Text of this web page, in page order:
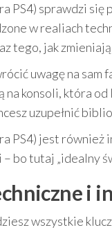
PS4) sprawdzi
w realiach
tego, jak
uwagę na sam
na konsoli, która
uzupełnić
PS4) jest również
– bo tutaj „idealny
i
wszystkie